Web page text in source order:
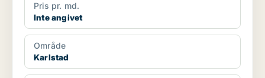
Pris pr. md.
Inte angivet
Område
Karlstad